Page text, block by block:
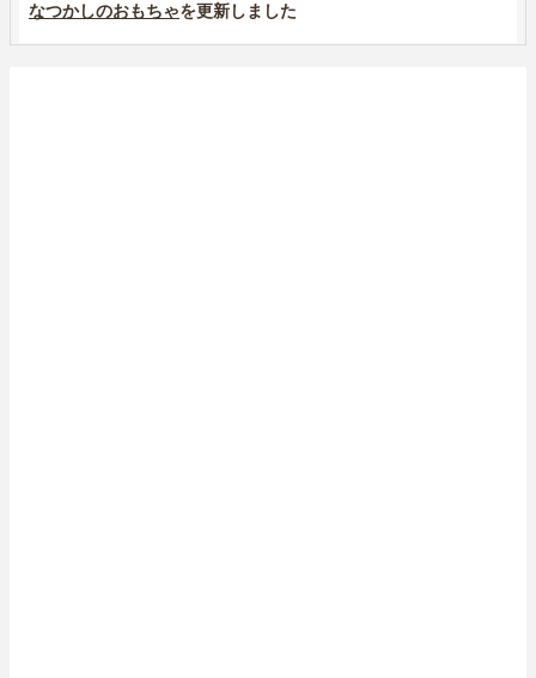
なつかしのおもちゃを更新しました